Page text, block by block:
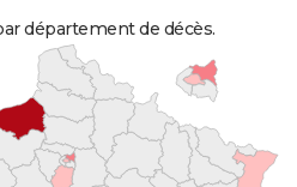
département de décès.